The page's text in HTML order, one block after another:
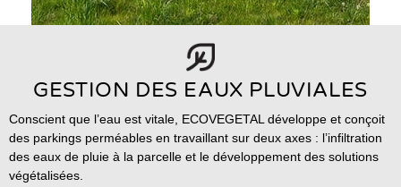
GESTION DES EAUX PLUVIALES
Conscient que l’eau est vitale, ECOVEGETAL développe et conçoit
des parkings perméables en travaillant sur deux axes : l’infiltration
des eaux de pluie à la parcelle et le développement des solutions
végétalisées.